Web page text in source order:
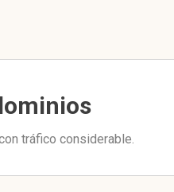
tráfico considerable.